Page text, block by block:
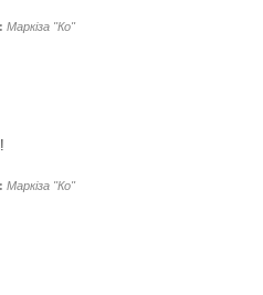
Маркіза "Ко"
Маркіза "Ко"